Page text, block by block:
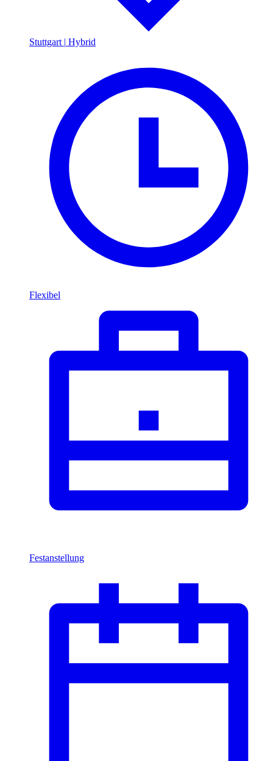
Stuttgart | Hybrid
Flexibel
Festanstellung